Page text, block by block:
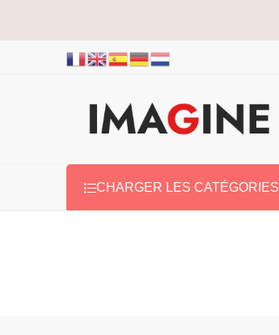
CHARGER LES CATÉGORIES